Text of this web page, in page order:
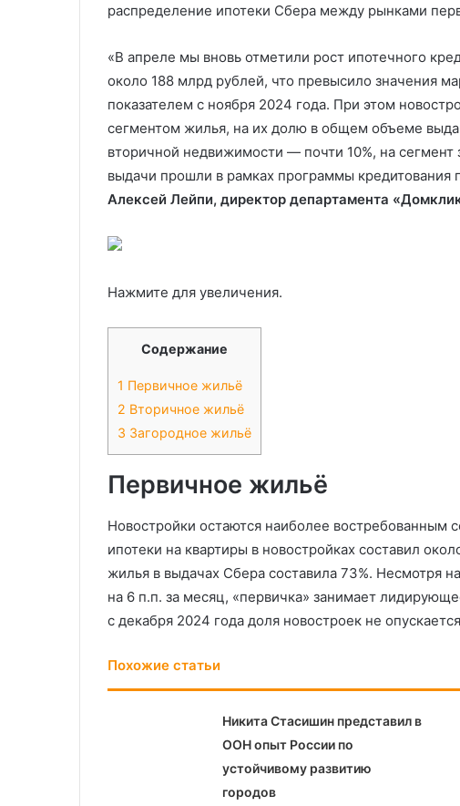
распределение ипотеки Сбера между рынками
«В апреле мы вновь отметили рост ипотечного
около 188 млрд рублей, что превысило значения
показателем с ноября 2024 года. При этом
сегментом жилья, на их долю в общем объеме
вторичной недвижимости — почти 10%, на
выдачи прошли в рамках программы
Алексей Лейпи, директор департамента
Нажмите для увеличения.
Содержание
1 Первичное жильё
2 Вторичное жильё
3 Загородное жильё
Первичное жильё
Новостройки остаются наиболее востребованным
ипотеки на квартиры в новостройках составил
жилья в выдачах Сбера составила 73%. Несмотря
на 6 п.п. за месяц, «первичка» занимает
с декабря 2024 года доля новостроек не
Похожие статьи
Никита Стасишин представил в
ООН опыт России по
устойчивому развитию
городов